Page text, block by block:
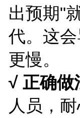
出预期"
代。这
更慢。
√ 正确做
人员，